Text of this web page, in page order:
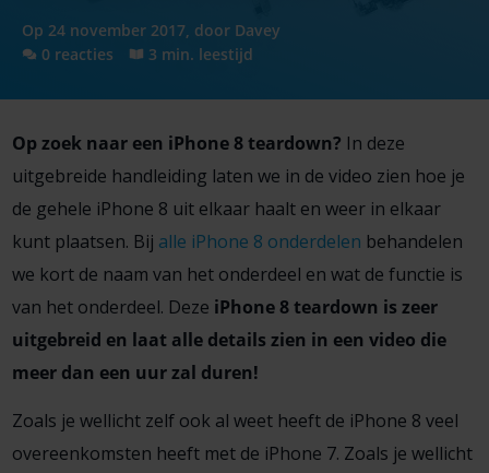
Op 24 november 2017, door Davey
0 reacties
3 min. leestijd
Op zoek naar een iPhone 8 teardown? In deze
uitgebreide handleiding laten we in de video zien hoe je
de gehele iPhone 8 uit elkaar haalt en weer in elkaar
kunt plaatsen. Bij alle iPhone 8 onderdelen behandelen
we kort de naam van het onderdeel en wat de functie is
van het onderdeel. Deze iPhone 8 teardown is zeer
uitgebreid en laat alle details zien in een video die
meer dan een uur zal duren!
Zoals je wellicht zelf ook al weet heeft de iPhone 8 veel
overeenkomsten heeft met de iPhone 7. Zoals je wellicht